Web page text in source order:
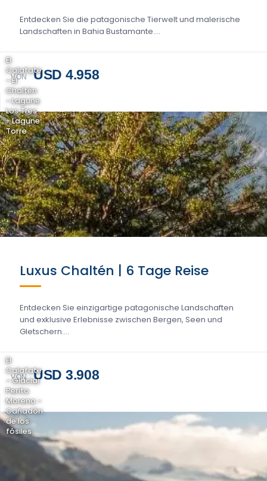
Entdecken Sie die patagonische Tierwelt und malerische
Landschaften in Bahia Bustamante....
VON USD 4.958
El
Calafate
- El
Chaltén
- Lagune
Los Tres
- Lagune
Torre
Luxus Chaltén | 6 Tage Reise
Entdecken Sie einzigartige patagonische Landschaften
und exklusive Erlebnisse zwischen Bergen, Seen und
Gletschern....
VON USD 3.908
El
Calafate
- Glaciar
Perito
Moreno -
Cañadón
de los
fósiles